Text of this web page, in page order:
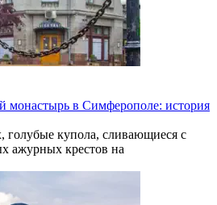
монастырь в Симферополе: история
голубые купола, сливающиеся с
ажурных крестов на